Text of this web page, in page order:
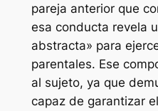
pareja anterior que
esa conducta revela
abstracta» para
parentales. Ese
al sujeto, ya que
capaz de garantizar